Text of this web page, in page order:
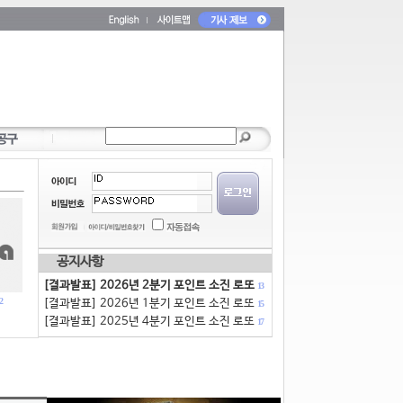
2
공지사항
[결과발표] 2026년 2분기 포인트 소진 로또 13
[결과발표] 2026년 1분기 포인트 소진 로또 15
[결과발표] 2025년 4분기 포인트 소진 로또 17